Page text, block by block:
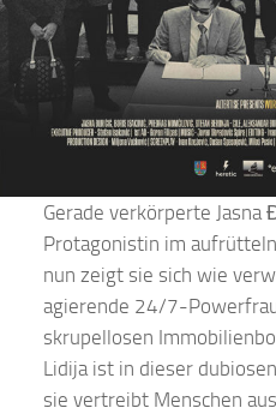
Gerade verkörperte Jasna
Protagonistin im
nun zeigt sie sich wie
agierende 24/7-
skrupellosen
Lidija ist in dieser
sie vertreibt Menschen